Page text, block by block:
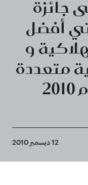
جائزة
أفضل
و
متعددة
12 ديسمبر 2010